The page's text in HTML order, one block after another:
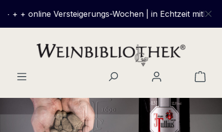
Zum Hauptinhalt springen
+ + online Versteigerungs-Wochen | in Echtzeit